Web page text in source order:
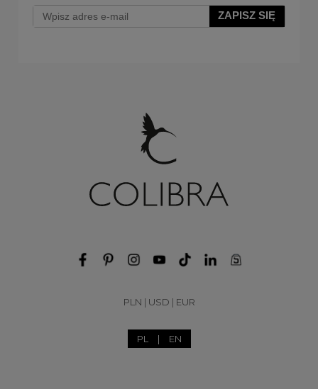
ZAPISZ SIĘ
PLN | USD | EUR
PL | EN